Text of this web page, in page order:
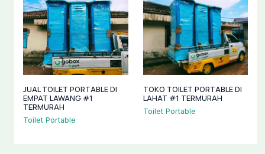
JUAL TOILET PORTABLE DI
EMPAT LAWANG #1
TERMURAH
Toilet Portable
TOKO TOILET PORTABLE DI
LAHAT #1 TERMURAH
Toilet Portable